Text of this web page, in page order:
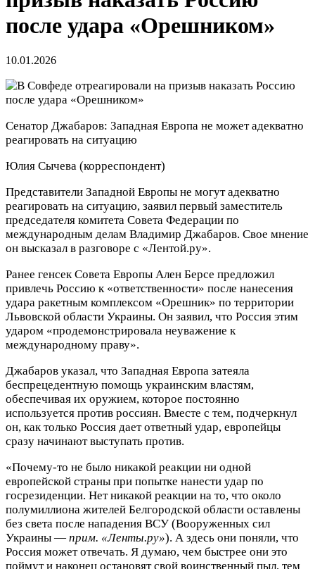
после удара «Орешником»
10.01.2026
Сенатор Джабаров: Западная Европа не может адекватно
реагировать на ситуацию
Юлия Сычева (корреспондент)
Представители Западной Европы не могут адекватно
реагировать на ситуацию, заявил первый заместитель
председателя комитета Совета Федерации по
международным делам Владимир Джабаров. Свое мнение
он высказал в разговоре с «Лентой.ру».
Ранее генсек Совета Европы Ален Берсе предложил
привлечь Россию к «ответственности» после нанесения
удара ракетным комплексом «Орешник» по территории
Львовской области Украины. Он заявил, что Россия этим
ударом «продемонстрировала неуважение к
международному праву».
Джабаров указал, что Западная Европа затеяла
беспрецедентную помощь украинским властям,
обеспечивая их оружием, которое постоянно
используется против россиян. Вместе с тем, подчеркнул
он, как только Россия дает ответный удар, европейцы
сразу начинают выступать против.
«Почему-то не было никакой реакции ни одной
европейской страны при попытке нанести удар по
госрезиденции. Нет никакой реакции на то, что около
полумиллиона жителей Белгородской области оставлены
без света после нападения ВСУ (Вооруженных сил
Украины — прим. «Ленты.ру»). А здесь они поняли, что
Россия может отвечать. Я думаю, чем быстрее они это
поймут и наконец остановят свой воинственный пыл, тем